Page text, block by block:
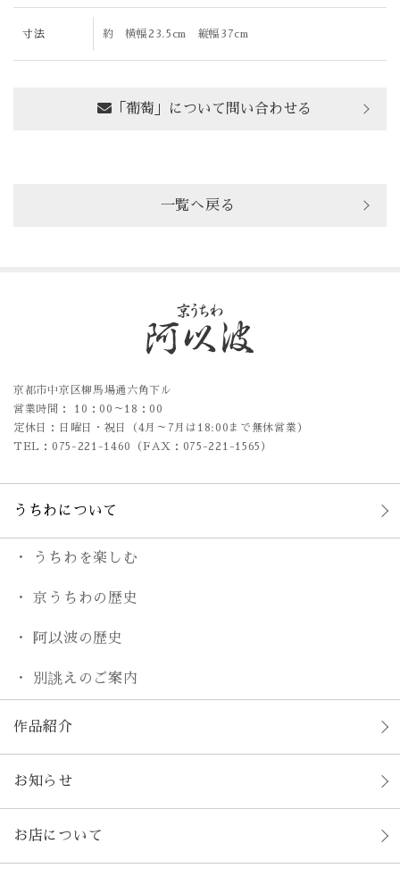
寸法 約 横幅23.5cm 縦幅37cm
「葡萄」について問い合わせる
一覧へ戻る
京都市中京区柳馬場通六角下ル
営業時間： 10：00～18：00
定休日：日曜日・祝日（4月～7月は18:00まで無休営業）
TEL：075-221-1460（FAX：075-221-1565）
うちわについて
うちわを楽しむ
京うちわの歴史
阿以波の歴史
別誂えのご案内
作品紹介
お知らせ
お店について